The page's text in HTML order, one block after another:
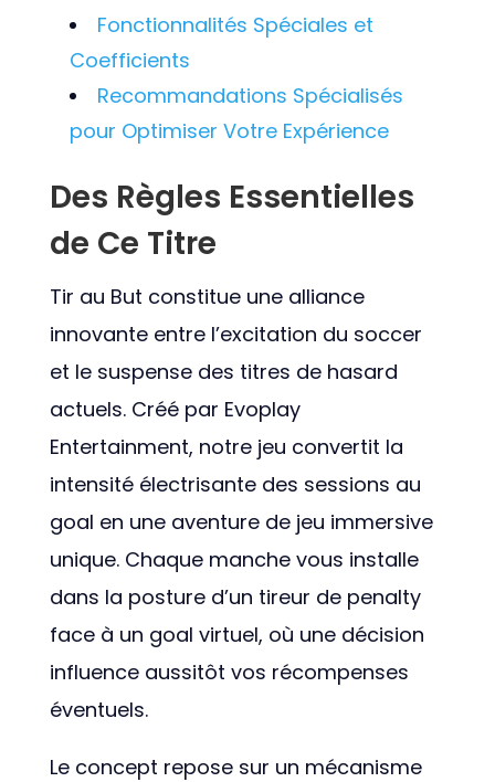
Fonctionnalités Spéciales et
Coefficients
Recommandations Spécialisés
pour Optimiser Votre Expérience
Des Règles Essentielles
de Ce Titre
Tir au But constitue une alliance
innovante entre l’excitation du soccer
et le suspense des titres de hasard
actuels. Créé par Evoplay
Entertainment, notre jeu convertit la
intensité électrisante des sessions au
goal en une aventure de jeu immersive
unique. Chaque manche vous installe
dans la posture d’un tireur de penalty
face à un goal virtuel, où une décision
influence aussitôt vos récompenses
éventuels.
Le concept repose sur un mécanisme